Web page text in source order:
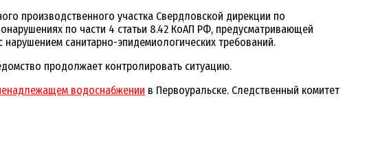
производственного участка Свердловской дирекции по
по части 4 статьи 8.42 КоАП РФ, предусматривающей
санитарно-эпидемиологических требований.
продолжает контролировать ситуацию.
водоснабжении в Первоуральске. Следственный комитет